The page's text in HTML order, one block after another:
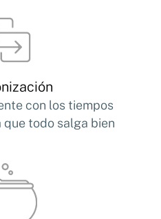
con los tiempos
todo salga bien